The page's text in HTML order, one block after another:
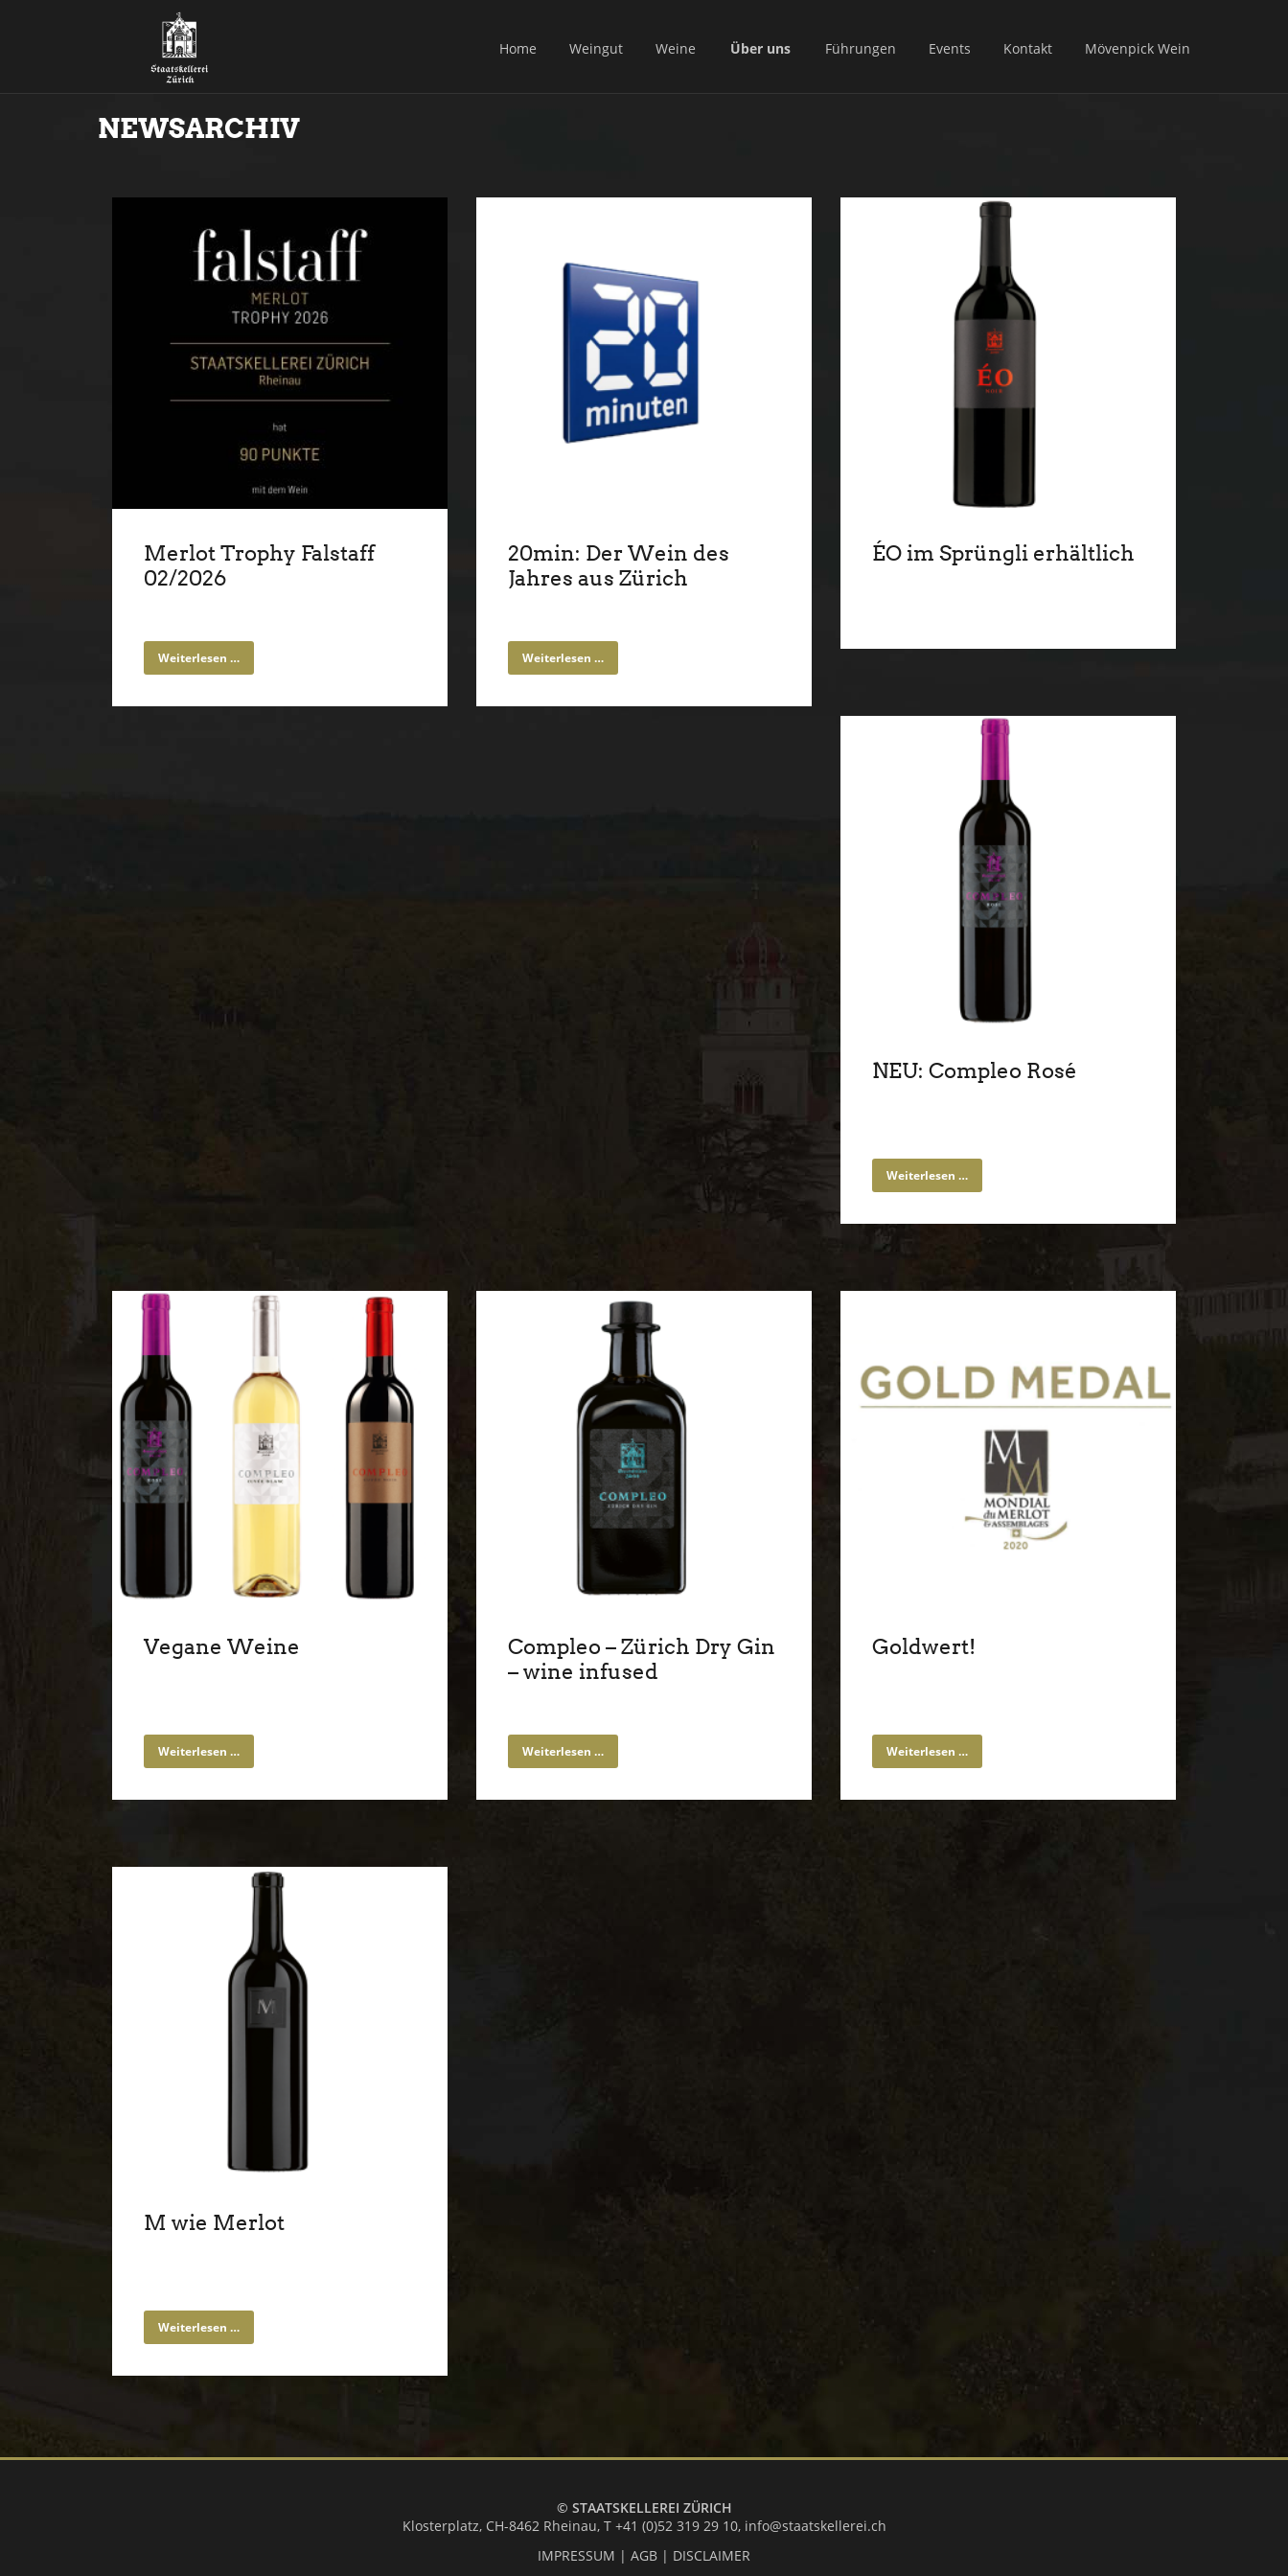
Home Weingut Weine Über uns Führungen Events Kontakt Mövenpick Wein
NEWSARCHIV
Merlot Trophy Falstaff
02/2026
Weiterlesen …
20min: Der Wein des
Jahres aus Zürich
Weiterlesen …
ÉO im Sprüngli erhältlich
NEU: Compleo Rosé
Weiterlesen …
Vegane Weine
Weiterlesen …
Compleo – Zürich Dry Gin
– wine infused
Weiterlesen …
Goldwert!
Weiterlesen …
M wie Merlot
Weiterlesen …
© STAATSKELLEREI ZÜRICH
Klosterplatz, CH-8462 Rheinau, T +41 (0)52 319 29 10, info@staatskellerei.ch
IMPRESSUM | AGB | DISCLAIMER